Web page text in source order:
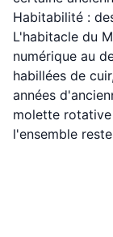
Habitabilité :
L'habitacle du
numérique au
habillées de
années
molette rotative
l'ensemble